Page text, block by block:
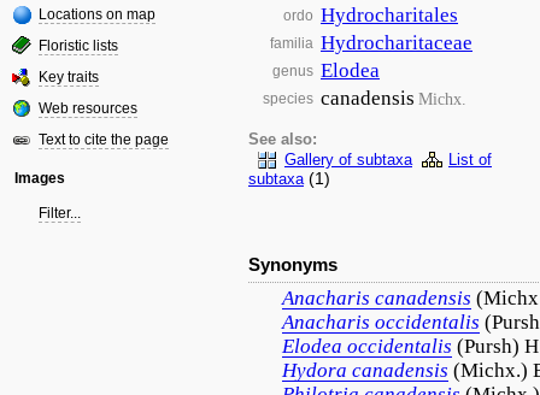
Locations on map
Floristic lists
Key traits
Web resources
Text to cite the page
Images
Filter...
ordo Hydrocharitales
familia Hydrocharitaceae
genus Elodea
species canadensis Michx.
See also:
Gallery of subtaxa
List of
subtaxa (1)
Synonyms
Anacharis canadensis
Anacharis occidentalis
Elodea occidentalis (Pursh)
Hydora canadensis (Michx.)